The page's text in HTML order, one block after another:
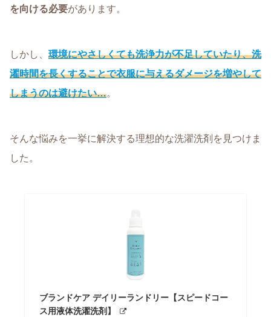
を向ける必要があります。
しかし、 環境にやさしくても洗浄力が不足していたり、洗
濯時間を長くすることで衣服に与えるダメージを増やして
しまうのは避けたい…。
そんな悩みを一挙に解決する理想的な洗濯洗剤を見つけま
した。
ブランドケア デイリーランドリー【スピードコー
ス用液体洗濯洗剤】